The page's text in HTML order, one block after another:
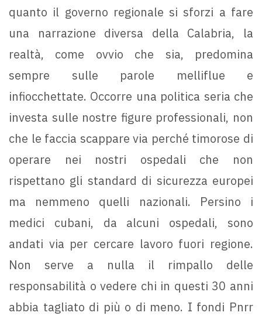
quanto il governo regionale si sforzi a fare
una narrazione diversa della Calabria, la
realtà, come ovvio che sia, predomina
sempre sulle parole melliflue e
infiocchettate. Occorre una politica seria che
investa sulle nostre figure professionali, non
che le faccia scappare via perché timorose di
operare nei nostri ospedali che non
rispettano gli standard di sicurezza europei
ma nemmeno quelli nazionali. Persino i
medici cubani, da alcuni ospedali, sono
andati via per cercare lavoro fuori regione.
Non serve a nulla il rimpallo delle
responsabilità o vedere chi in questi 30 anni
abbia tagliato di più o di meno. I fondi Pnrr